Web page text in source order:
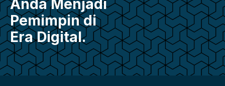
Anda Menjadi
Pemimpin di
Era Digital.